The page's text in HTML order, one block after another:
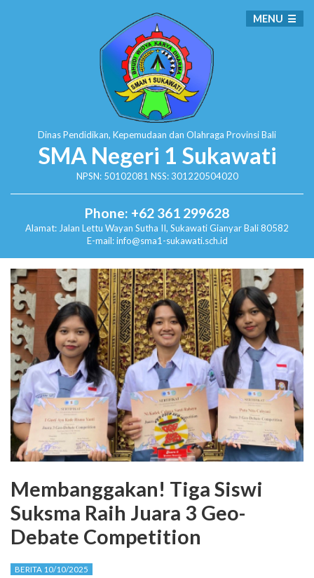
Dinas Pendidikan, Kepemudaan dan Olahraga Provinsi Bali
SMA Negeri 1 Sukawati
NPSN: 50102081 NSS: 301220504020
Phone: +62 361 299628
Alamat: Jalan Lettu Wayan Sutha II, SukawatiGianyar Bali 80582
E-mail: info@sma1-sukawati.sch.id
MENU
Membanggakan! Tiga Siswi
Suksma Raih Juara 3 Geo-
Debate Competition
BERITA 10/10/2025